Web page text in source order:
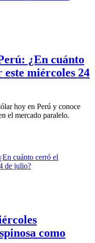
¿En cuánto
miércoles 24
hoy en Perú y conoce
el mercado paralelo.
como